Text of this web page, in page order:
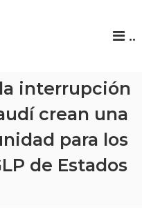
..
interrupción
crean una
para los
de Estados